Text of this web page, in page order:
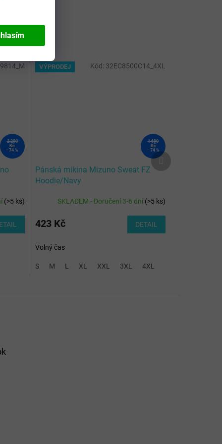
2 290
Kč
–74 %
(>5 ks)
VÝPRODEJ
1 690
Kč
–74 %
Pánská mikina Mizuno Sweat FZ
Hoodie/Navy
SKLADEM - Doručení 3-6 dní(>5 ks)
423 Kč DETAIL
Volný čas
S M L XL XXL 3XL 4XL
Kód: 32EC8500C14_4XL
Další